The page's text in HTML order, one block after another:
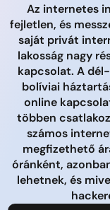
Az internetes
fejletlen, és
saját privát
lakosság nagy
kapcsolat. A
bolíviai
online
többen
számos
megfizethető
óránként,
lehetnek, és